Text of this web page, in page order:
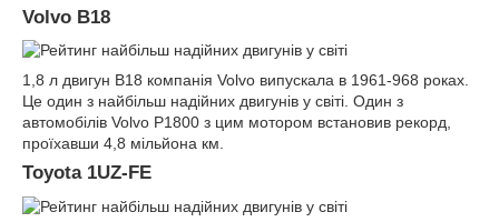
Volvo B18
1,8 л двигун B18 компанія Volvo випускала в 1961-968 роках.
Це один з найбільш надійних двигунів у світі. Один з
автомобілів Volvo P1800 з цим мотором встановив рекорд,
проїхавши 4,8 мільйона км.
Toyota 1UZ-FE